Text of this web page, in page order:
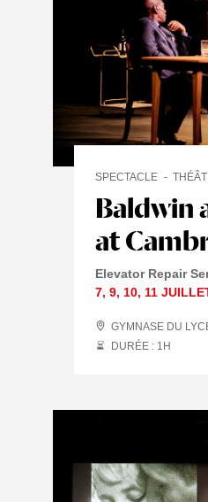
Baldwin
at
SPECTACLE
Elevator Repair
7, 9, 10, 11
GYMNASE DU
DURÉE : 1 H